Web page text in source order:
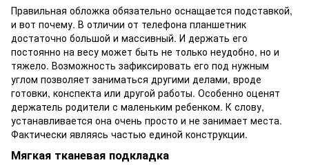
Правильная обложка обязательно оснащается подставкой,
и вот почему. В отличии от телефона планшетник
достаточно большой и массивный. И держать его
постоянно на весу может быть не только неудобно, но и
тяжело. Возможность зафиксировать его под нужным
углом позволяет заниматься другими делами, вроде
готовки, конспекта или другой работы. Особенно оценят
держатель родители с маленьким ребенком. К слову,
устанавливается она очень просто и не занимает места.
Фактически являясь частью единой конструкции.
Мягкая тканевая подкладка